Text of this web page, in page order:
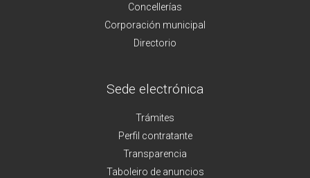
Concellerías
Corporación municipal
Directorio
Sede electrónica
Trámites
Perfil contratante
Transparencia
Taboleiro de anuncios